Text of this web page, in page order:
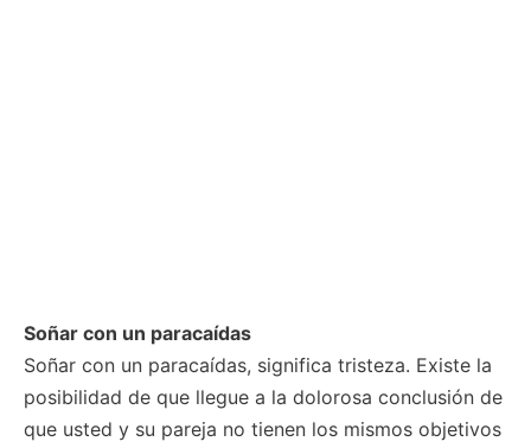
Soñar con un paracaídas
Soñar con un paracaídas, significa tristeza. Existe la
posibilidad de que llegue a la dolorosa conclusión de
que usted y su pareja no tienen los mismos objetivos